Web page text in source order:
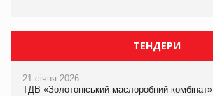
ТЕНДЕРИ
21 січня 2026
ТДВ «Золотоніський маслоробний комбінат»